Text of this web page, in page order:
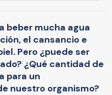
beber mucha agua
el cansancio e
Pero ¿puede ser
¿Qué cantidad de
para un
nuestro organismo?